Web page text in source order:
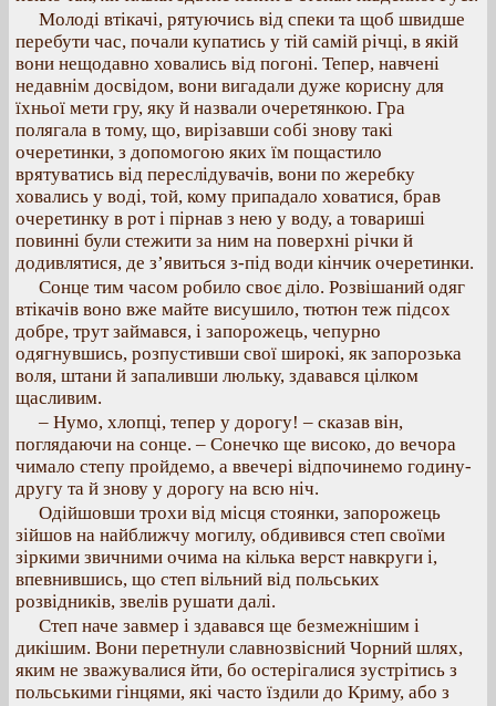
Молоді втікачі, рятуючись від спеки та щоб швидше
перебути час, почали купатись у тій самій річці, в якій
вони нещодавно ховались від погоні. Тепер, навчені
недавнім досвідом, вони вигадали дуже корисну для
їхньої мети гру, яку й назвали очеретянкою. Гра
полягала в тому, що, вирізавши собі знову такі
очеретинки, з допомогою яких їм пощастило
врятуватись від переслідувачів, вони по жеребку
ховались у воді, той, кому припадало ховатися, брав
очеретинку в рот і пірнав з нею у воду, а товариші
повинні були стежити за ним на поверхні річки й
додивлятися, де з’явиться з-під води кінчик очеретинки.
Сонце тим часом робило своє діло. Розвішаний одяг
втікачів воно вже майте висушило, тютюн теж підсох
добре, трут займався, і запорожець, чепурно
одягнувшись, розпустивши свої широкі, як запорозька
воля, штани й запаливши люльку, здавався цілком
щасливим.
– Нумо, хлопці, тепер у дорогу! – сказав він,
поглядаючи на сонце. – Сонечко ще високо, до вечора
чимало степу пройдемо, а ввечері відпочинемо годину-
другу та й знову у дорогу на всю ніч.
Одійшовши трохи від місця стоянки, запорожець
зійшов на найближчу могилу, обдивився степ своїми
зіркими звичними очима на кілька верст навкруги і,
впевнившись, що степ вільний від польських
розвідників, звелів рушати далі.
Степ наче завмер і здавався ще безмежнішим і
дикішим. Вони перетнули славнозвісний Чорний шлях,
яким не зважувалися йти, бо остерігалися зустрітись з
польськими гінцями, які часто їздили до Криму, або з